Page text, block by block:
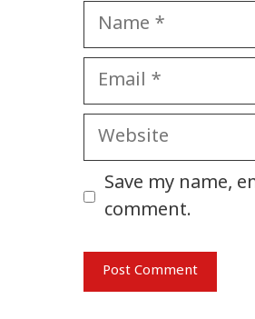
Name
Email
Website
Save my name,
comment.